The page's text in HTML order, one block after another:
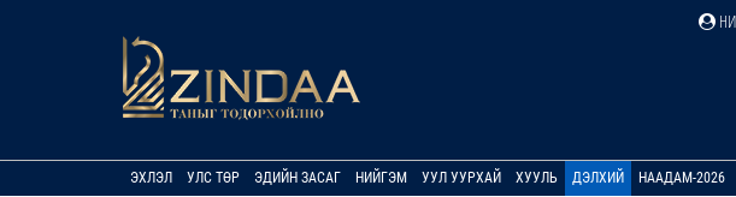
ЭХЛЭЛ УЛС ТӨР ЭДИЙН ЗАСАГ НИЙГЭМ УУЛ УУРХАЙ ХУУЛЬ ДЭЛХИЙ НААДАМ-2026